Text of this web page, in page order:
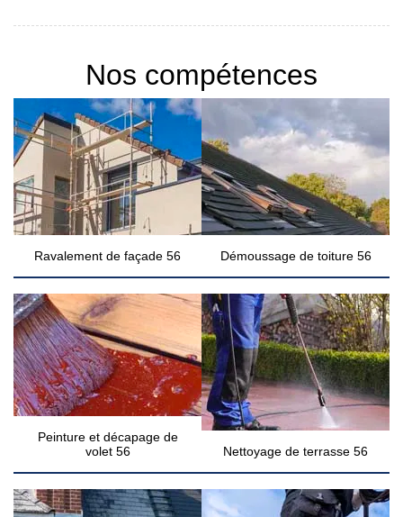
Nos compétences
Ravalement de façade 56 Démoussage de toiture 56
Peinture et décapage de
volet 56
Nettoyage de terrasse 56